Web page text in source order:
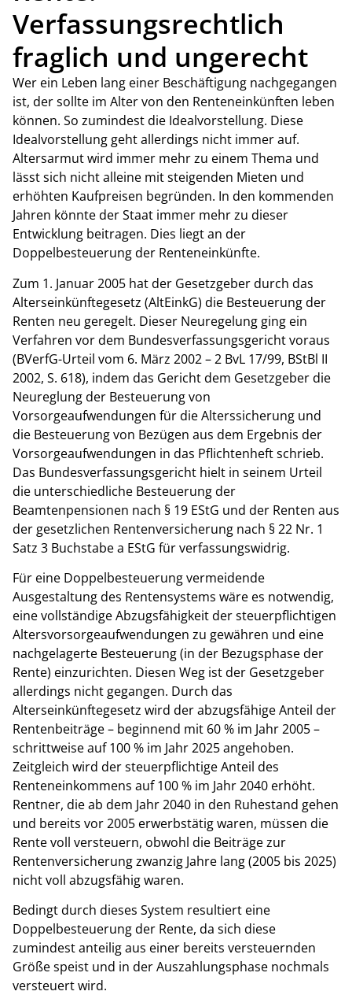
Verfassungsrechtlich
fraglich und ungerecht
Wer ein Leben lang einer Beschäftigung nachgegangen
ist, der sollte im Alter von den Renteneinkünften leben
können. So zumindest die Idealvorstellung. Diese
Idealvorstellung geht allerdings nicht immer auf.
Altersarmut wird immer mehr zu einem Thema und
lässt sich nicht alleine mit steigenden Mieten und
erhöhten Kaufpreisen begründen. In den kommenden
Jahren könnte der Staat immer mehr zu dieser
Entwicklung beitragen. Dies liegt an der
Doppelbesteuerung der Renteneinkünfte.
Zum 1. Januar 2005 hat der Gesetzgeber durch das
Alterseinkünftegesetz (AltEinkG) die Besteuerung der
Renten neu geregelt. Dieser Neuregelung ging ein
Verfahren vor dem Bundesverfassungsgericht voraus
(BVerfG-Urteil vom 6. März 2002 – 2 BvL 17/99, BStBl II
2002, S. 618), indem das Gericht dem Gesetzgeber die
Neureglung der Besteuerung von
Vorsorgeaufwendungen für die Alterssicherung und
die Besteuerung von Bezügen aus dem Ergebnis der
Vorsorgeaufwendungen in das Pflichtenheft schrieb.
Das Bundesverfassungsgericht hielt in seinem Urteil
die unterschiedliche Besteuerung der
Beamtenpensionen nach § 19 EStG und der Renten aus
der gesetzlichen Rentenversicherung nach § 22 Nr. 1
Satz 3 Buchstabe a EStG für verfassungswidrig.
Für eine Doppelbesteuerung vermeidende
Ausgestaltung des Rentensystems wäre es notwendig,
eine vollständige Abzugsfähigkeit der steuerpflichtigen
Altersvorsorgeaufwendungen zu gewähren und eine
nachgelagerte Besteuerung (in der Bezugsphase der
Rente) einzurichten. Diesen Weg ist der Gesetzgeber
allerdings nicht gegangen. Durch das
Alterseinkünftegesetz wird der abzugsfähige Anteil der
Rentenbeiträge – beginnend mit 60 % im Jahr 2005 –
schrittweise auf 100 % im Jahr 2025 angehoben.
Zeitgleich wird der steuerpflichtige Anteil des
Renteneinkommens auf 100 % im Jahr 2040 erhöht.
Rentner, die ab dem Jahr 2040 in den Ruhestand gehen
und bereits vor 2005 erwerbstätig waren, müssen die
Rente voll versteuern, obwohl die Beiträge zur
Rentenversicherung zwanzig Jahre lang (2005 bis 2025)
nicht voll abzugsfähig waren.
Bedingt durch dieses System resultiert eine
Doppelbesteuerung der Rente, da sich diese
zumindest anteilig aus einer bereits versteuernden
Größe speist und in der Auszahlungsphase nochmals
versteuert wird.